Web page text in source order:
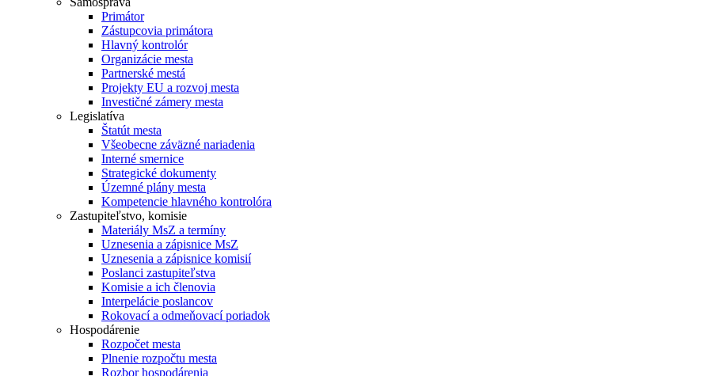
Primátor
Zástupcovia primátora
Hlavný kontrolór
Organizácie mesta
Partnerské mestá
Projekty EU a rozvoj mesta
Investičné zámery mesta
Legislatíva
Štatút mesta
Všeobecne záväzné nariadenia
Interné smernice
Strategické dokumenty
Územné plány mesta
Kompetencie hlavného kontrolóra
Zastupiteľstvo, komisie
Materiály MsZ a termíny
Uznesenia a zápisnice MsZ
Uznesenia a zápisnice komisií
Poslanci zastupiteľstva
Komisie a ich členovia
Interpelácie poslancov
Rokovací a odmeňovací poriadok
Hospodárenie
Rozpočet mesta
Plnenie rozpočtu mesta
Rozbor hospodárenia